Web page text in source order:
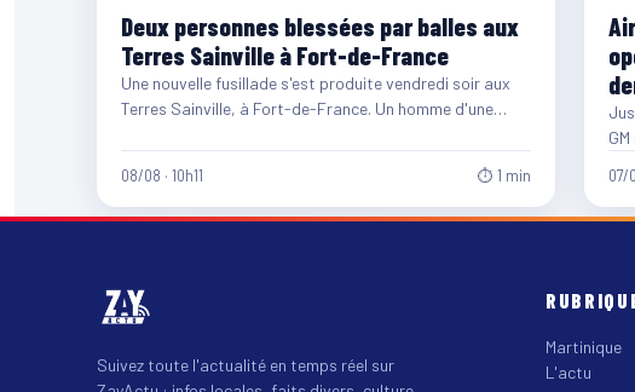
Deux personnes blessées par balles aux
Terres Sainville à Fort-de-France
Une nouvelle fusillade s'est produite vendredi soir aux
Terres Sainville, à Fort-de-France. Un homme d'une
08/08 · 10h11 ⏱ 1 min 07/
Suivez toute l'actualité en temps réel sur
Martinique
L'actu